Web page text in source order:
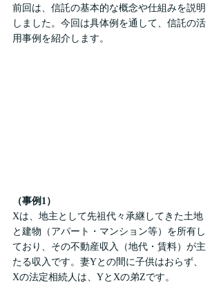
前回は、信託の基本的な概念や仕組みを説明
しました。今回は具体例を通して、信託の活
用事例を紹介します。
（事例1）
Xは、地主として先祖代々承継してきた土地
と建物（アパート・マンション等）を所有し
ており、その不動産収入（地代・賃料）が主
たる収入です。妻Yとの間に子供はおらず、
Xの法定相続人は、YとXの弟Zです。